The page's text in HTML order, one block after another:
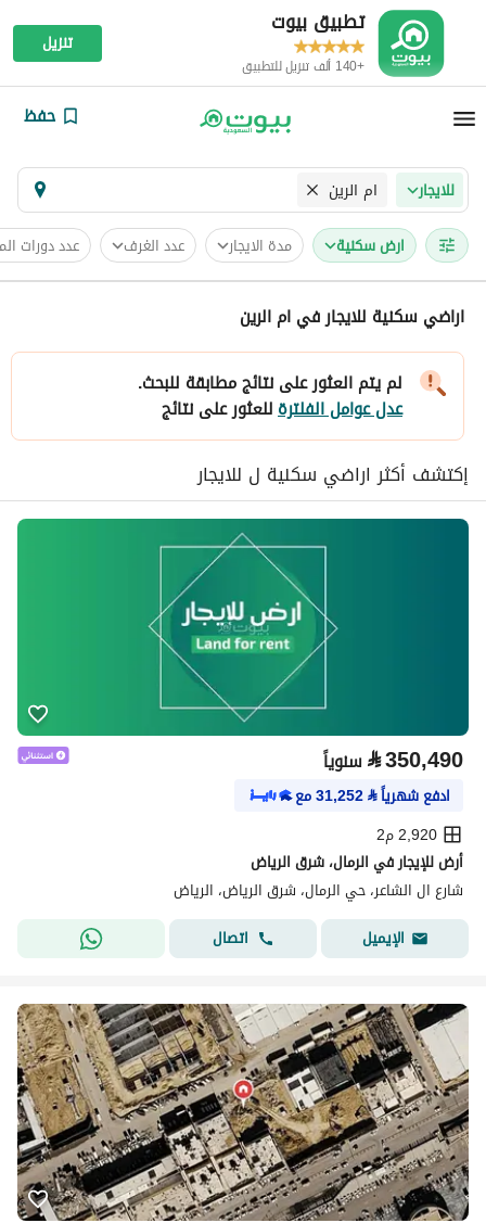
تطبيق بيوت
+140 ألف تنزيل للتطبيق
تنزيل
حفظ
للايجار ام الرين
ارض سكنية مدة الايجار عدد الغرف عدد دورات
اراضي سكنية للايجار في ام الرين
لم يتم العثور على نتائج مطابقة للبحث.
عدل عوامل الفلترةللعثور على نتائج
إكتشف أكثر اراضي سكنية ل للايجار
⃁350,490 سنوياً
ادفع شهرياً⃁
31,252مع
2,920 م2
أرض للإيجار في الرمال، شرق الرياض
شارع ال الشاعر، حي الرمال، شرق الرياض، الرياض
الإيميل
اتصال